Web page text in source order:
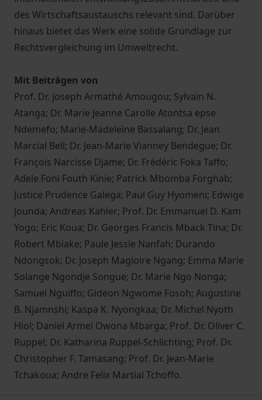
des Wirtschaftsaustauschs relevant sind. Darüber
hinaus bietet das Werk eine solide Grundlage zur
Rechtsvergleichung im Umweltrecht.
Mit Beiträgen von
Prof. Dr. Joseph Armathé Amougou; Sylvain N.
Atanga; Dr. Marie Jeanne Carolle Atontsa epse
Ndemefo; Marie-Madeleine Bassalang; Dr. Jean
Marcial Bell; Dr. Jean-Marie Vianney Bendegue; Dr.
François Narcisse Djame; Dr. Frédéric Foka Taffo;
Adele Foni Fouth Kinie; Patrick Mbomba Forghab;
Justice Prudence Galega; Paul Guy Hyomeni; Edwige
Jounda; Andreas Kahler; Prof. Dr. Emmanuel D. Kam
Yogo; Eric Koua; Dr. Georges Francis Mback Tina; Dr.
Robert Mbiake; Paule Jessie Nanfah; Durando
Ndongsok; Dr. Joseph Magloire Ngang; Emma Marie
Solange Ngondje Songue; Dr. Marie Ngo Nonga;
Samuel Nguiffo; Gideon Ngwome Fosoh; Augustine
B. Njamnshi; Kaspa K. Nyongkaa; Dr. Michel Nyoth
Hiol; Daniel Armel Owona Mbarga; Prof. Dr. Oliver C.
Ruppel; Dr. Katharina Ruppel-Schlichting; Prof. Dr.
Christopher F. Tamasang; Prof. Dr. Jean-Marie
Tchakoua; Andre Felix Martial Tchoffo.